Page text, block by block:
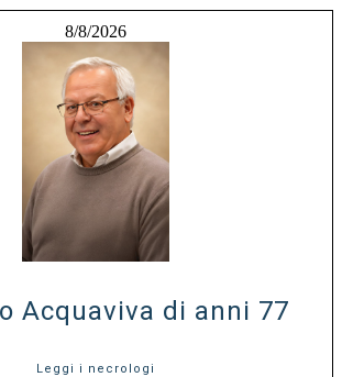
8/8/2026
Acquaviva di anni 77
Leggi i necrologi